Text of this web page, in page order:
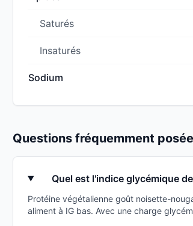
Saturés
Insaturés
Sodium
Questions fréquemment
Quel est l'indice glycémique
Protéine végétalienne goût noisette-
aliment à IG bas. Avec une charge